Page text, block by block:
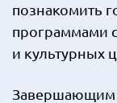
познакомить
программами
и культурных
Завершающим